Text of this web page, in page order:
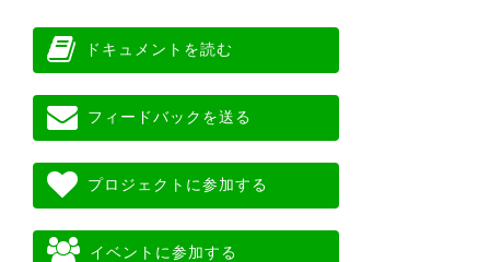
ドキュメントを読む
フィードバックを送る
プロジェクトに参加する
イベントに参加する